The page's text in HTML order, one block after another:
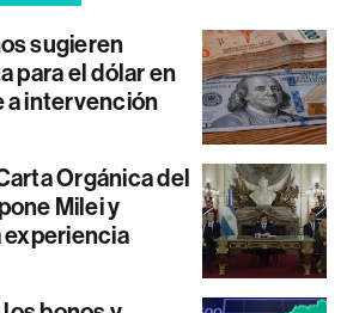
sugieren
para el dólar en
a intervención
Orgánica del
Milei y
experiencia